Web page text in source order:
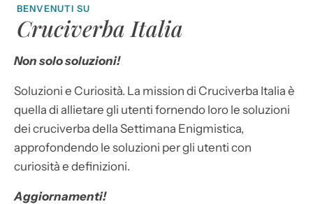
BENVENUTI SU
Cruciverba Italia
Non solo soluzioni!
Soluzioni e Curiosità. La mission di Cruciverba Italia è
quella di allietare gli utenti fornendo loro le soluzioni
dei cruciverba della Settimana Enigmistica,
approfondendo le soluzioni per gli utenti con
curiosità e definizioni.
Aggiornamenti!